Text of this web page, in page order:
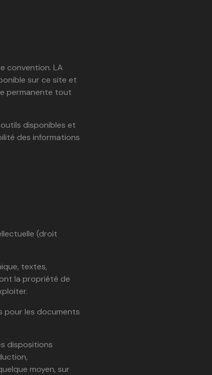
convention. LA
sur ce site et
permanente tout
disponibles et
des informations
(droit
textes,
la propriété de
pour les documents
dispositions
moyen, sur